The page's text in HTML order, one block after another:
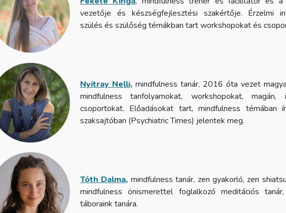
vezetője és készségfejlesztési szakértője. Érzelmi
szülés és szülőség témákban tart workshopokat és
Nyitray Nelli, mindfulness tanár, 2016 óta vezet
mindfulness tanfolyamokat, workshopokat, magán,
csoportokat. Előadásokat tart, mindfulness témában
szaksajtóban (Psychiatric Times) jelentek meg.
Tóth Dalma, mindfulness tanár, zen gyakorló, zen
mindfulness önismerettel foglalkozó meditációs
táboraink tanára.